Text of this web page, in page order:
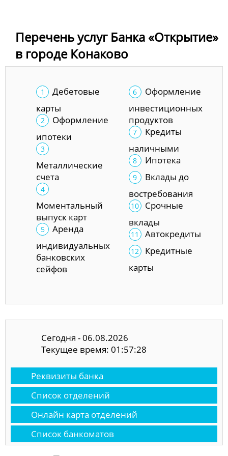
Перечень услуг Банка «Открытие»
в городе Конаково
Дебетовые
карты
Оформление
ипотеки
Металлические
счета
Моментальный
выпуск карт
Аренда
индивидуальных
банковских
сейфов
Оформление
инвестиционных
продуктов
Кредиты
наличными
Ипотека
Вклады до
востребования
Срочные
вклады
Автокредиты
Кредитные
карты
Сегодня - 06.08.2026
Текущее время: 01:57:29
Реквизиты банка
Список отделений
Онлайн карта отделений
Список банкоматов